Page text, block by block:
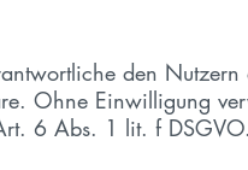
den
Ohne Einwilligung
6 Abs. 1 lit. f DSGVO.